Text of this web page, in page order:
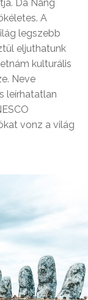
Da Nang
A
legszebb
eljuthatunk
kulturális
Neve
leírhatatlan
vonz a világ